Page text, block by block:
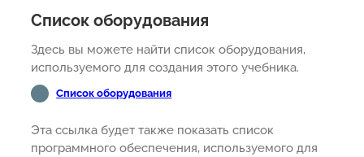
Список оборудования
Здесь вы можете найти список оборудования,
используемого для создания этого учебника.
Список оборудования
Эта ссылка будет также показать список
программного обеспечения, используемого для